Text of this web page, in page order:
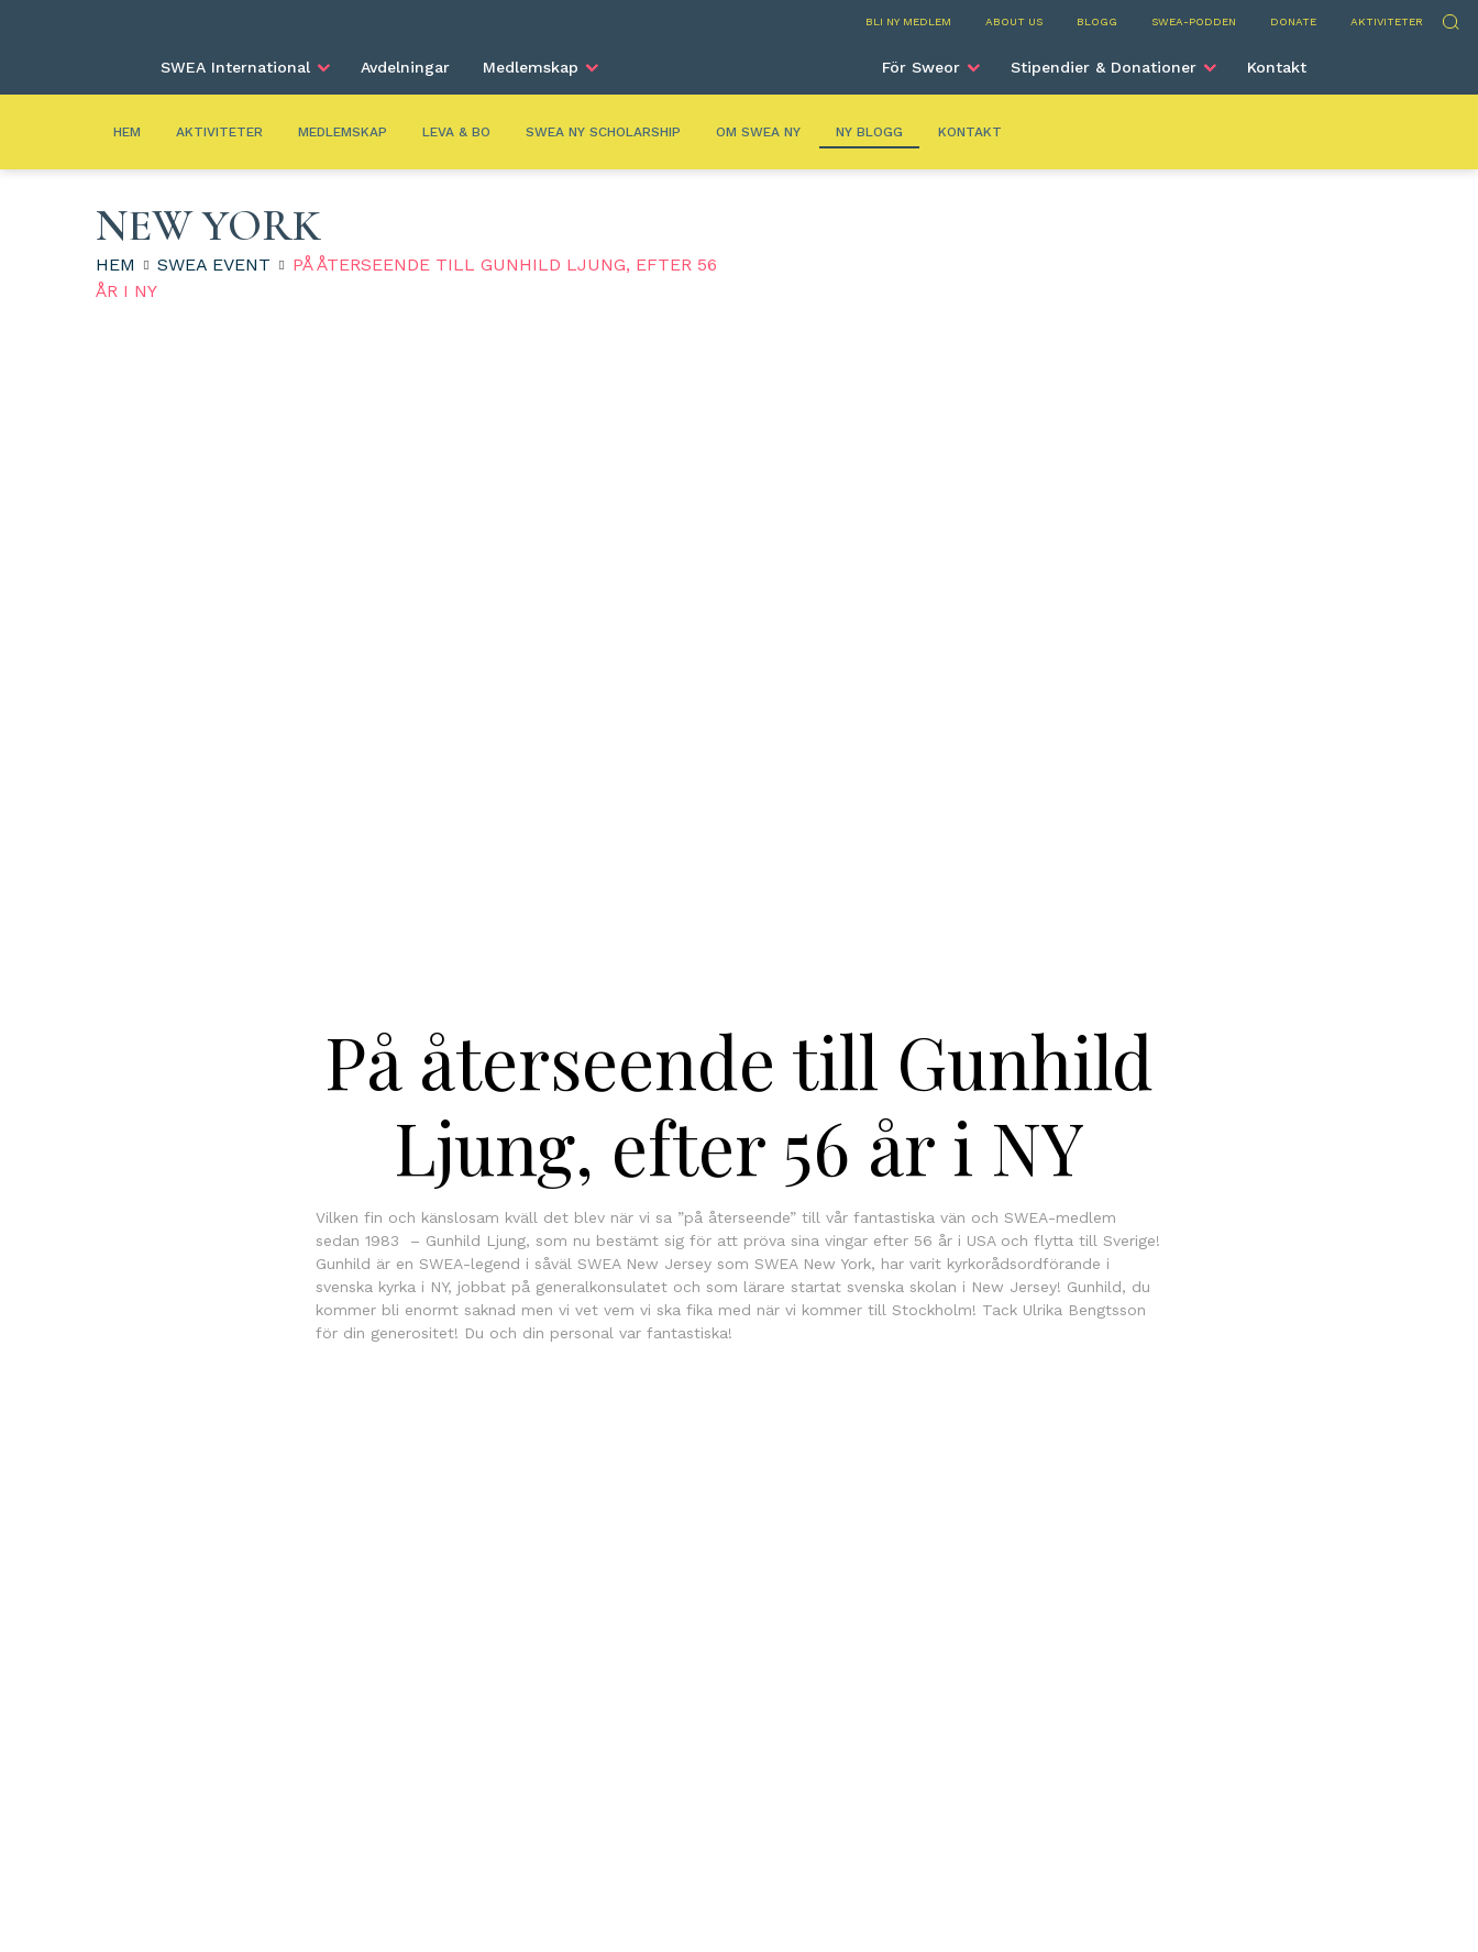
BLI NY MEDLEM ABOUT US BLOGG SWEA-PODDEN DONATE AKTIVITETER Sök
New York
SWEA International Avdelningar Medlemskap För Sweor Stipendier & Donationer Kontakt
HEM AKTIVITETER MEDLEMSKAP LEVA & BO SWEA NY SCHOLARSHIP OM SWEA NY NY BLOGG KONTAKT
NEW YORK
HEM SWEA EVENT
PÅ ÅTERSEENDE TILL GUNHILD LJUNG, EFTER 56
ÅR I NY
På återseende till Gunhild
Ljung, efter 56 år i NY
Vilken fin och känslosam kväll det blev när vi sa ”på återseende” till vår fantastiska vän och SWEA-medlem
sedan 1983 – Gunhild Ljung, som nu bestämt sig för att pröva sina vingar efter 56 år i USA och flytta till Sverige!
Gunhild är en SWEA-legend i såväl SWEA New Jersey som SWEA New York, har varit kyrkorådsordförande i
svenska kyrka i NY, jobbat på generalkonsulatet och som lärare startat svenska skolan i New Jersey! Gunhild, du
kommer bli enormt saknad men vi vet vem vi ska fika med när vi kommer till Stockholm! Tack Ulrika Bengtsson
för din generositet! Du och din personal var fantastiska!